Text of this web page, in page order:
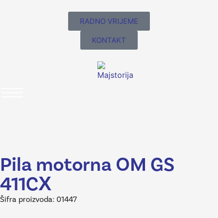
RADNO VRIJEME
KONTAKT
Pila motorna OM GS
411CX
Šifra proizvoda: 01447